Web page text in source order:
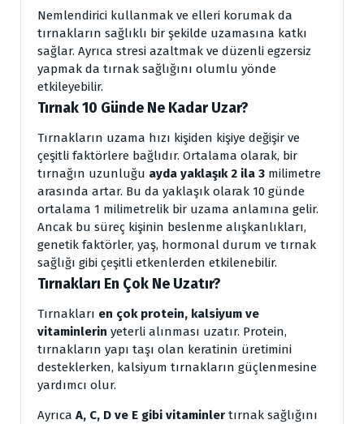
Nemlendirici kullanmak ve elleri korumak da
tırnakların sağlıklı bir şekilde uzamasına katkı
sağlar. Ayrıca stresi azaltmak ve düzenli egzersiz
yapmak da tırnak sağlığını olumlu yönde
etkileyebilir.
Tırnak 10 Günde Ne Kadar Uzar?
Tırnakların uzama hızı kişiden kişiye değişir ve
çeşitli faktörlere bağlıdır. Ortalama olarak, bir
tırnağın uzunluğu ayda yaklaşık 2 ila 3 milimetre
arasında artar. Bu da yaklaşık olarak 10 günde
ortalama 1 milimetrelik bir uzama anlamına gelir.
Ancak bu süreç kişinin beslenme alışkanlıkları,
genetik faktörler, yaş, hormonal durum ve tırnak
sağlığı gibi çeşitli etkenlerden etkilenebilir.
Tırnakları En Çok Ne Uzatır?
Tırnakları en çok protein, kalsiyum ve
vitaminlerin yeterli alınması uzatır. Protein,
tırnakların yapı taşı olan keratinin üretimini
desteklerken, kalsiyum tırnakların güçlenmesine
yardımcı olur.
Ayrıca A, C, D ve E gibi vitaminler tırnak sağlığını